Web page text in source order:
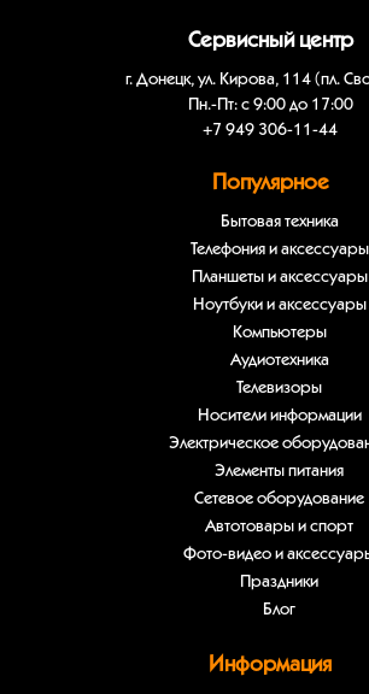
Сервисный центр
г. Донецк, ул. Кирова, 114 (пл.
Пн.-Пт: с 9:00 до 17:00
+7 949 306-11-44
Популярное
Бытовая техника
Телефония и аксессуары
Планшеты и аксессуары
Ноутбуки и аксессуары
Компьютеры
Аудиотехника
Телевизоры
Носители информации
Электрическое
Элементы питания
Сетевое оборудование
Автотовары и спорт
Фото-видео и
Праздники
Блог
Информация